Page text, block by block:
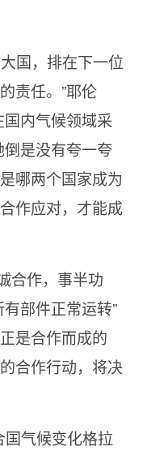
国，排在下一位
责任。”耶伦
内气候领域采
倒是没有夸一夸
哪两个国家成为
作应对，才能成
合作，事半功
部件正常运转”
是合作而成的
合作行动，将决
气候变化格拉